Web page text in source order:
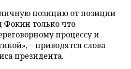
позицию от позиции
Фокин только что
процессу и
– приводятся слова
президента.